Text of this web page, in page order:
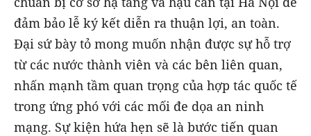
đảm bảo lễ ký kết diễn ra thuận lợi, an toàn.
Đại sứ bày tỏ mong muốn nhận được sự hỗ trợ
từ các nước thành viên và các bên liên quan,
nhấn mạnh tầm quan trọng của hợp tác quốc tế
trong ứng phó với các mối đe dọa an ninh
mạng. Sự kiện hứa hẹn sẽ là bước tiến quan